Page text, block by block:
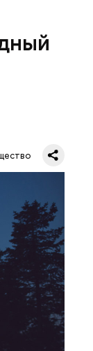
— в